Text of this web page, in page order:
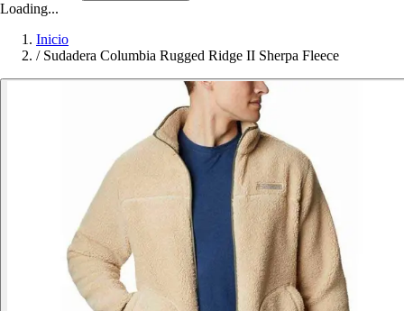
Loading...
Inicio
/ Sudadera Columbia Rugged Ridge II Sherpa Fleece